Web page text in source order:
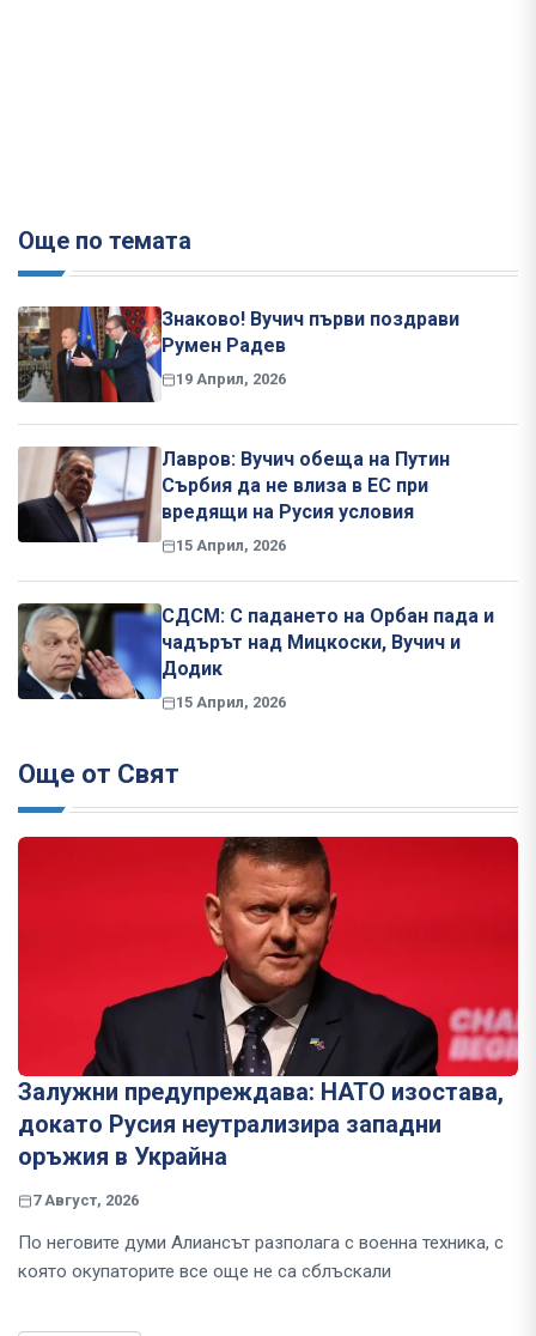
Още по темата
Знаково! Вучич първи поздрави
Румен Радев
19 Април, 2026
Лавров: Вучич обеща на Путин
Сърбия да не влиза в ЕС при
вредящи на Русия условия
15 Април, 2026
СДСМ: С падането на Орбан пада и
чадърът над Мицкоски, Вучич и
Додик
15 Април, 2026
Още от Свят
Залужни предупреждава: НАТО изостава,
докато Русия неутрализира западни
оръжия в Украйна
7 Август, 2026
По неговите думи Алиансът разполага с военна техника, с
която окупаторите все още не са сблъскали